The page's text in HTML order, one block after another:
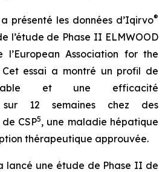
présenté les données d’Iqirvo®
l’étude de Phase II ELMWOOD
Association for the
essai a montré un profil de
et une efficacité
sur 12 semaines chez des
CSP5, une maladie hépatique
thérapeutique approuvée.
lancé une étude de Phase II de